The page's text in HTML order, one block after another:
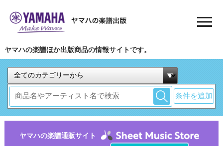
ヤマハの楽譜ほか出版商品の情報サイトです。
条件を追加
ヤマハの楽譜通販サイト